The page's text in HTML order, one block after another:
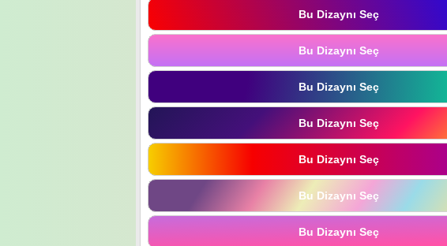
Bu Dizaynı Seç
Bu Dizaynı Seç
Bu Dizaynı Seç
Bu Dizaynı Seç
Bu Dizaynı Seç
Bu Dizaynı Seç
Bu Dizaynı Seç